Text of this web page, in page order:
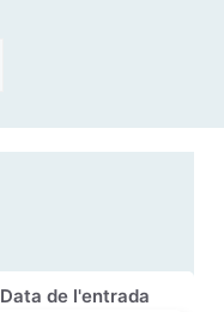
Data de l'entrada